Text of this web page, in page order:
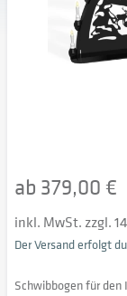
ab 379,00 €
inkl. MwSt. zzgl.
Der Versand erfolgt
Schwibbogen für